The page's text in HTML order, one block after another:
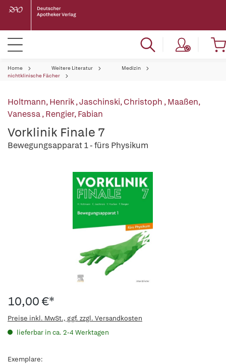
Home Weitere Literatur
Medizin
nichtklinische Fächer
Holtmann, Henrik,Jaschinski, Christoph ,Maaßen,
Vanessa,Rengier, Fabian
Vorklinik Finale 7
Bewegungsapparat 1 - fürs Physikum
10,00 €*
Preise inkl. MwSt., ggf. zzgl. Versandkosten
lieferbar in ca. 2-4 Werktagen
Exemplare: